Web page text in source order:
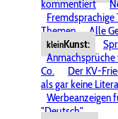
kommentiert
Fremdsprachige
Themen
Alle
kleinKunst:
Co.
Der KV-
als gar keine
Werbeanzeigen
"Deutsch"